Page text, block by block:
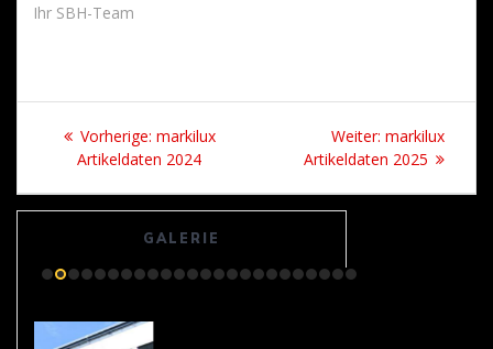
Ihr SBH-Team
Beitrags-
Navigation
Vorherige: Vorheriger
Beitrag:
markilux
Artikeldaten 2024
Weiter: Nächster
Beitrag:
markilux
Artikeldaten 2025
GALERIE